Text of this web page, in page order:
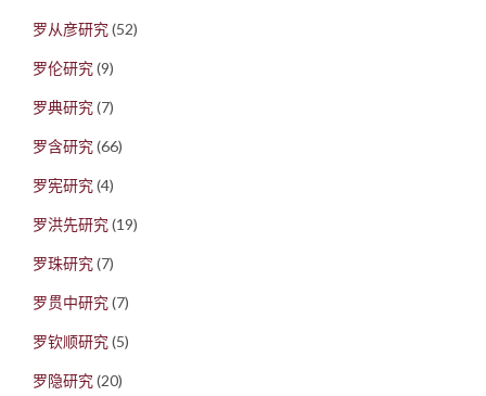
罗从彦研究(52)
罗伦研究(9)
罗典研究(7)
罗含研究(66)
罗宪研究(4)
罗洪先研究(19)
罗珠研究(7)
罗贯中研究(7)
罗钦顺研究(5)
罗隐研究(20)